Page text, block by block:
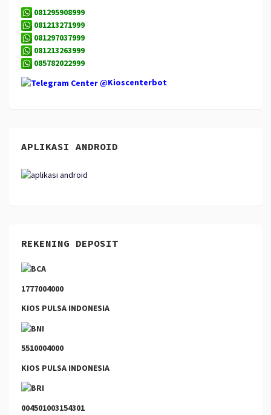
081295908999
081213271999
081297037999
081213263999
085782022999
@Kioscenterbot
APLIKASI ANDROID
REKENING DEPOSIT
1777004000
KIOS PULSA INDONESIA
5510004000
KIOS PULSA INDONESIA
004501003154301